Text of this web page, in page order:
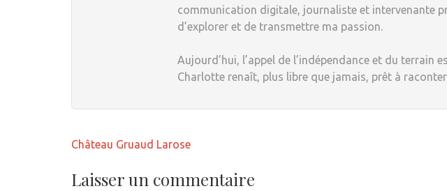
communication digitale, journaliste et intervenante
d’explorer et de transmettre ma passion.
Aujourd’hui, l’appel de l’indépendance et du terrain
Charlotte renaît, plus libre que jamais, prêt à
Navigation
l’article
Château Gruaud Larose
Laisser un commentaire